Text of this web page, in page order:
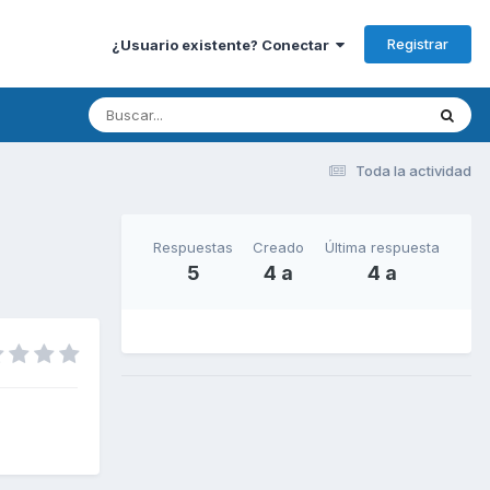
¿Usuario existente? Conectar Registrar
Toda la actividad
Respuestas
5
Creado
4 a
Última respuesta
4 a